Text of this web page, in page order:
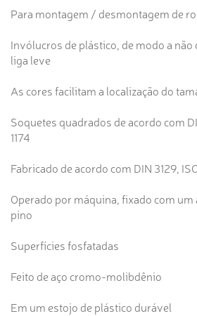
Para montagem / desmontagem de
Invólucros de plástico, de modo a não
liga leve
As cores facilitam a localização do
Soquetes quadrados de acordo com
1174
Fabricado de acordo com DIN 3129,
Operado por máquina, fixado com
pino
Superfícies fosfatadas
Feito de aço cromo-molibdênio
Em um estojo de plástico durável